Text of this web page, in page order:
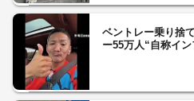
ベントレー乗り捨
ー55万人“自称イ